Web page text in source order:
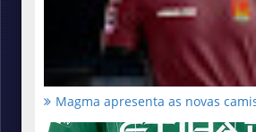
Magma apresenta as novas